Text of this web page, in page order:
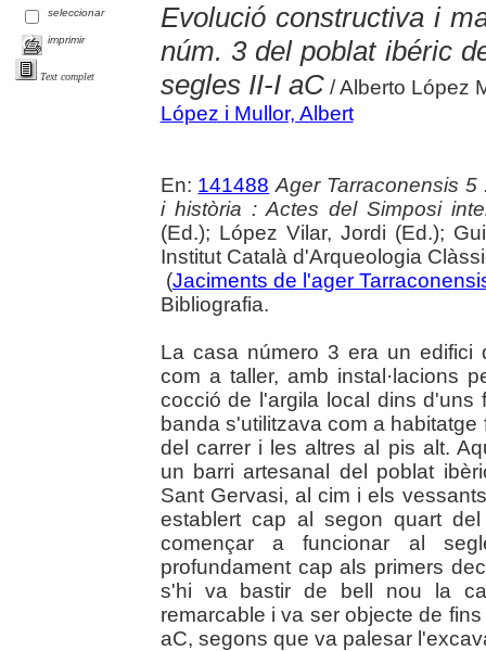
seleccionar
imprimir
Text complet
Evolució constructiva i
núm. 3 del poblat ibéric
segles II-I aC/ Alberto López
López i Mullor, Albert
En: 141488 Ager Tarraconensis
i història : Actes del Simposi
(Ed.); López Vilar, Jordi (Ed.);
Institut Català d'Arqueologia
(Jaciments de l'ager
Bibliografia.
La casa número 3 era un edifici
com a taller, amb instal·lacions
cocció de l'argila local dins d'uns
banda s'utilitzava com a
del carrer i les altres al pis alt.
un barri artesanal del poblat
Sant Gervasi, al cim i els
establert cap al segon quart
començar a funcionar al
profundament cap als primers
s'hi va bastir de bell nou la
remarcable i va ser objecte de
aC, segons que va palesar